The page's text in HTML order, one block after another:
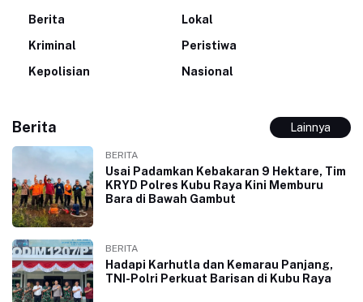
Berita
Lokal
Kriminal
Peristiwa
Kepolisian
Nasional
Berita Lainnya
BERITA
Usai Padamkan Kebakaran 9 Hektare, Tim
KRYD Polres Kubu Raya Kini Memburu
Bara di Bawah Gambut
BERITA
Hadapi Karhutla dan Kemarau Panjang,
TNI-Polri Perkuat Barisan di Kubu Raya